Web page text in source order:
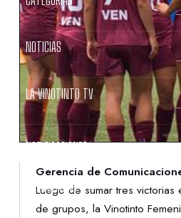
NOTICIAS
LA VINOTINTO TV
NOTIFICACIONES
NORMATIVAS
Gerencia de
Luego de sumar tres
de grupos, la Vinotinto